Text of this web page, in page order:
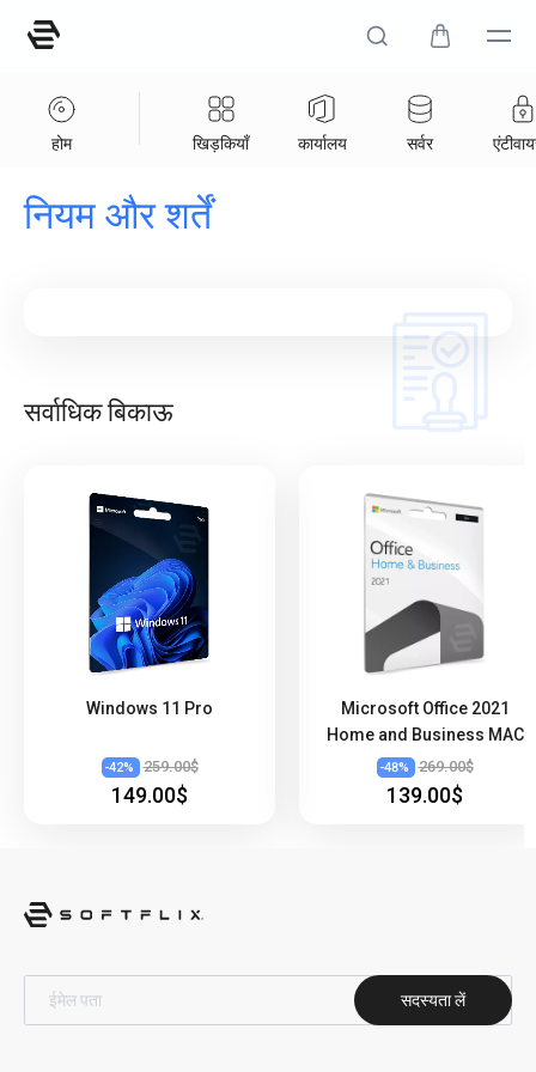
होम खिड़कियाँ कार्यालय सर्वर
नियम और शर्तें
सर्वाधिक बिकाऊ
Windows 11 Pro
-42% 259.00$
149.00$
Microsoft Office 2021
Home and Business MAC
-48% 269.00$
139.00$
सदस्यता लें